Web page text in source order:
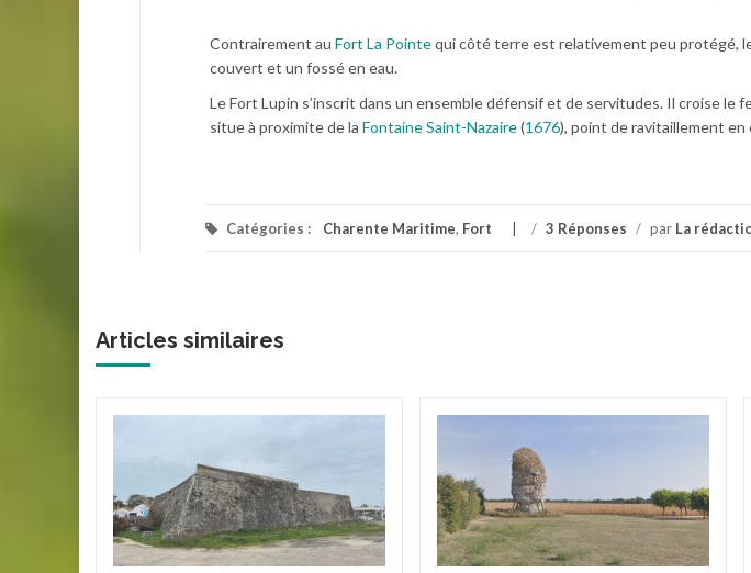
Contrairement au Fort La Pointequi côté terre est relativement peu protégé,
couvert et un fossé en eau.
Le Fort Lupin s’inscrit dans un ensemble défensif et de servitudes. Il croise le
situe à proximite de la Fontaine Saint-Nazaire(1676), point de ravitaillement
Catégories : Charente Maritime, Fort / 3 Réponses / par La
Articles similaires